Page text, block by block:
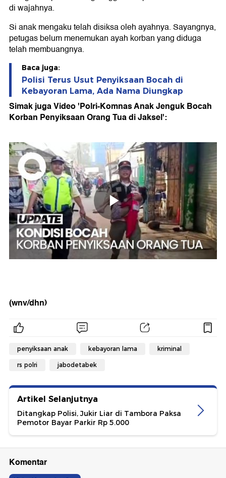
di wajahnya.
Si anak mengaku telah disiksa oleh ayahnya. Sayangnya,
petugas belum menemukan ayah korban yang diduga
telah membuangnya.
Baca juga:
Polisi Terus Usut Penyiksaan Bocah di
Kebayoran Lama, Ada Nama Diungkap
Simak juga Video 'Polri-Komnas Anak Jenguk Bocah
Korban Penyiksaan Orang Tua di Jaksel':
(wnv/dhn)
penyiksaan anak kebayoran lama kriminal
rs polri jabodetabek
Artikel Selanjutnya
Ditangkap Polisi, Jukir Liar di Tambora Paksa
Pemotor Bayar Parkir Rp 5.000